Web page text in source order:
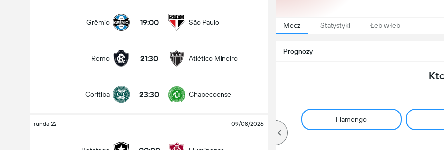
Grêmio 19:00 São Paulo
Remo 21:30 Atlético Mineiro
Coritiba 23:30 Chapecoense
runda 22 09/08/2026
Mecz Statystyki Łeb w łeb
Prognozy
Flamengo